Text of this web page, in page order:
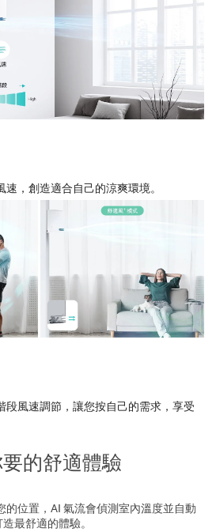
，創造適合自己的涼爽環境。
段風速調節，讓您按自己的需求，享受
的舒適體驗
的位置，AI 氣流會偵測室內溫度並自動
最舒適的體驗。